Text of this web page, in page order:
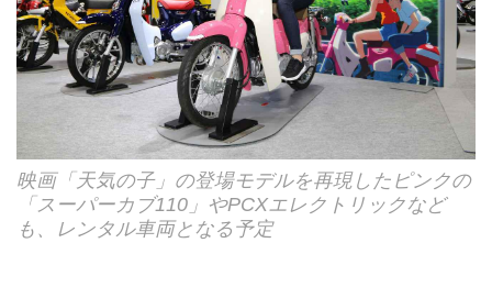
映画「天気の子」の登場モデルを再現したピンクの
「スーパーカブ110」やPCXエレクトリックなど
も、レンタル車両となる予定